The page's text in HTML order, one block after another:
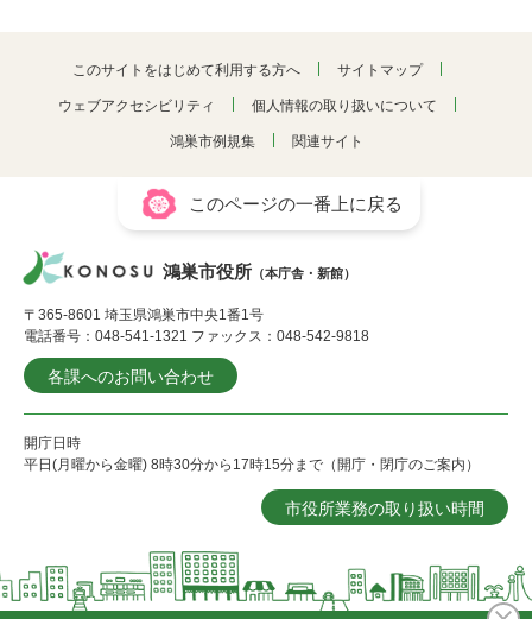
このサイトをはじめて利用する方へ サイトマップ
ウェブアクセシビリティ 個人情報の取り扱いについて
鴻巣市例規集 関連サイト
このページの一番上に戻る
鴻巣市役所 （本庁舎・新館）
〒365-8601 埼玉県鴻巣市中央1番1号
電話番号：048-541-1321 ファックス：048-542-9818
各課へのお問い合わせ
開庁日時
平日(月曜から金曜) 8時30分から17時15分まで（開庁・閉庁のご案内）
市役所業務の取り扱い時間